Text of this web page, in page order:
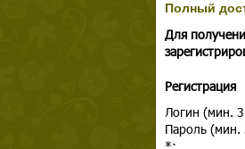
Полный
Для
Регистрация
Логин (мин.
Пароль (мин.